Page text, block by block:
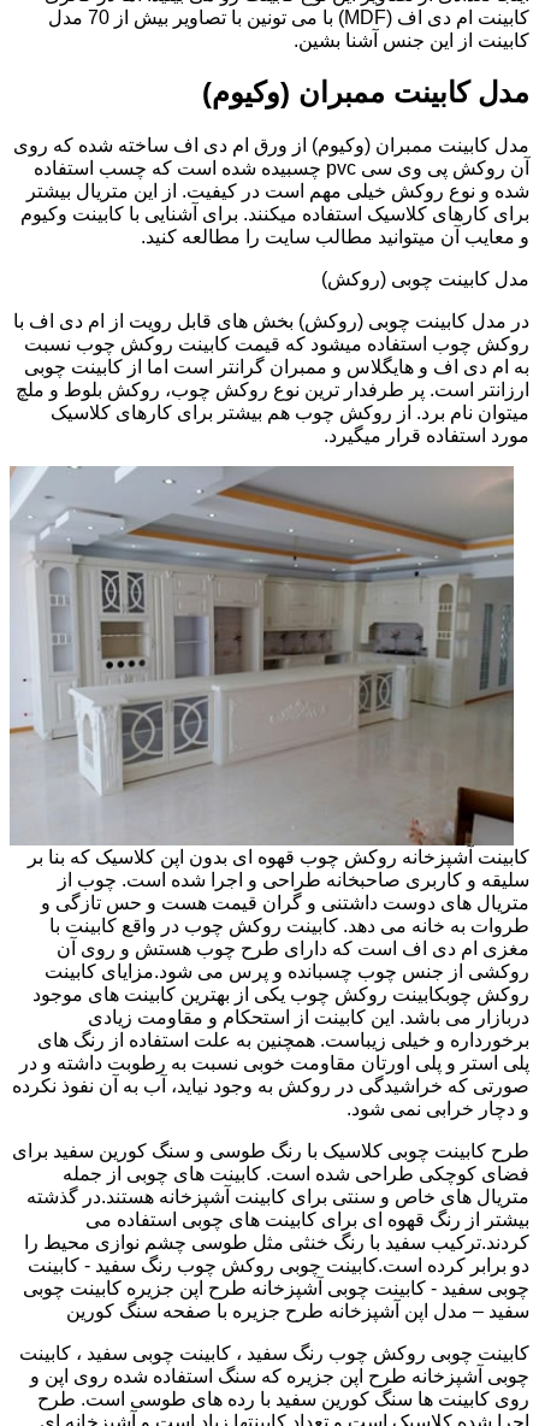
کابینت ام دی اف (MDF) با می تونین با تصاویر بیش از 70 مدل
کابینت از این جنس آشنا بشین.
مدل کابینت ممبران (وکیوم)
مدل کابینت ممبران (وکیوم) از ورق ام دی اف ساخته شده که روی
آن روکش پی وی سی pvc چسبیده شده است که چسب استفاده
شده و نوع روکش خیلی مهم است در کیفیت. از این متریال بیشتر
برای کارهای کلاسیک استفاده میکنند. برای آشنایی با کابینت وکیوم
و معایب آن میتوانید مطالب سایت را مطالعه کنید.
مدل کابینت چوبی (روکش)
در مدل کابینت چوبی (روکش) بخش های قابل رویت از ام دی اف با
روکش چوب استفاده میشود که قیمت کابینت روکش چوب نسبت
به ام دی اف و هایگلاس و ممبران گرانتر است اما از کابینت چوبی
ارزانتر است. پر طرفدار ترین نوع روکش چوب، روکش بلوط و ملچ
میتوان نام برد. از روکش چوب هم بیشتر برای کارهای کلاسیک
مورد استفاده قرار میگیرد.
کابینت آشپزخانه روکش چوب قهوه ای بدون اپن کلاسیک که بنا بر
سلیقه و کاربری صاحبخانه طراحی و اجرا شده است. چوب از
متریال های دوست داشتنی و گران قیمت هست و حس تازگی و
طروات به خانه می دهد. کابینت روکش چوب در واقع کابینت با
مغزی ام دی اف است که دارای طرح چوب هستش و روی آن
روکشی از جنس چوب چسبانده و پرس می شود.مزایای کابینت
روکش چوبکابینت روکش چوب یکی از بهترین کابینت های موجود
دربازار می باشد. این کابینت از استحکام و مقاومت زیادی
برخورداره و خیلی زیباست. همچنین به علت استفاده از رنگ های
پلی استر و پلی اورتان مقاومت خوبی نسبت به رطوبت داشته و در
صورتی که خراشیدگی در روکش به وجود نیاید، آب به آن نفوذ نکرده
و دچار خرابی نمی شود.
طرح کابینت چوبی کلاسیک با رنگ طوسی و سنگ کورین سفید برای
فضای کوچکی طراحی شده است. کابینت های چوبی از جمله
متریال های خاص و سنتی برای کابینت آشپزخانه هستند.در گذشته
بیشتر از رنگ قهوه ای برای کابینت های چوبی استفاده می
کردند.ترکیب سفید با رنگ خنثی مثل طوسی چشم نوازی محیط را
دو برابر کرده است.کابینت چوبی روکش چوب رنگ سفید - کابینت
چوبی سفید - کابینت چوبی آشپزخانه طرح اپن جزیره کابینت چوبی
سفید – مدل اپن آشپزخانه طرح جزیره با صفحه سنگ کورین
کابینت چوبی روکش چوب رنگ سفید ، کابینت چوبی سفید ، کابینت
چوبی آشپزخانه طرح اپن جزیره که سنگ استفاده شده روی اپن و
روی کابینت ها سنگ کورین سفید با رده های طوسی است. طرح
اجرا شده کلاسیک است و تعداد کابینتها زیاد است و آشپزخانه ای